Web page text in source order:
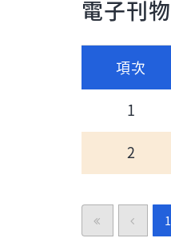
電子刊物
項次
1
2
1